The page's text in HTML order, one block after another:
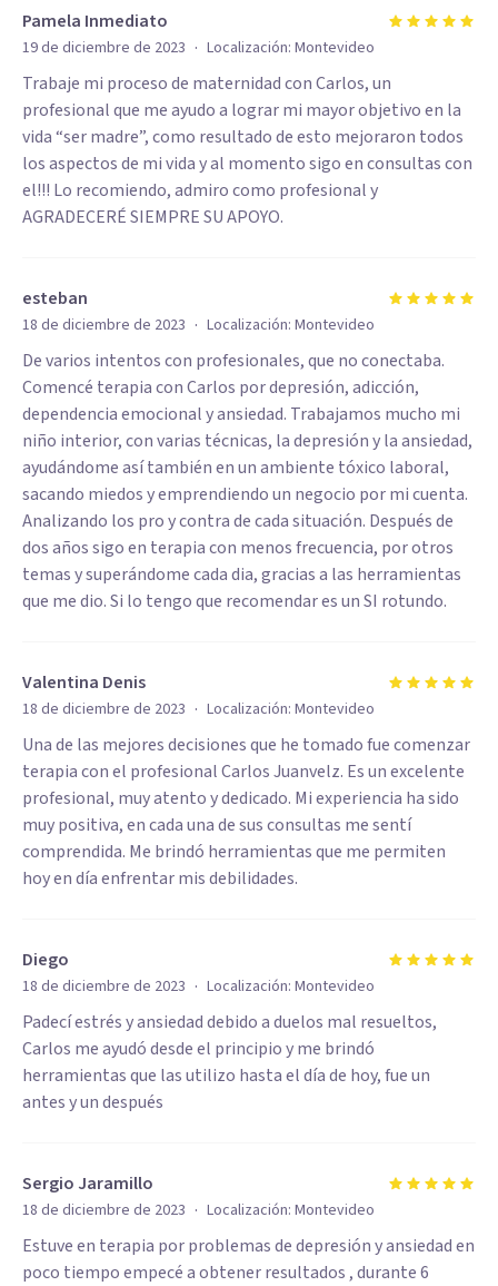
Pamela Inmediato
19 de diciembre de 2023 · Localización: Montevideo
Trabaje mi proceso de maternidad con Carlos, un
profesional que me ayudo a lograr mi mayor objetivo en la
vida “ser madre”, como resultado de esto mejoraron todos
los aspectos de mi vida y al momento sigo en consultas con
el!!! Lo recomiendo, admiro como profesional y
AGRADECERÉ SIEMPRE SU APOYO.
esteban
18 de diciembre de 2023 · Localización: Montevideo
De varios intentos con profesionales, que no conectaba.
Comencé terapia con Carlos por depresión, adicción,
dependencia emocional y ansiedad. Trabajamos mucho mi
niño interior, con varias técnicas, la depresión y la ansiedad,
ayudándome así también en un ambiente tóxico laboral,
sacando miedos y emprendiendo un negocio por mi cuenta.
Analizando los pro y contra de cada situación. Después de
dos años sigo en terapia con menos frecuencia, por otros
temas y superándome cada dia, gracias a las herramientas
que me dio. Si lo tengo que recomendar es un SI rotundo.
Valentina Denis
18 de diciembre de 2023 · Localización: Montevideo
Una de las mejores decisiones que he tomado fue comenzar
terapia con el profesional Carlos Juanvelz. Es un excelente
profesional, muy atento y dedicado. Mi experiencia ha sido
muy positiva, en cada una de sus consultas me sentí
comprendida. Me brindó herramientas que me permiten
hoy en día enfrentar mis debilidades.
Diego
18 de diciembre de 2023 · Localización: Montevideo
Padecí estrés y ansiedad debido a duelos mal resueltos,
Carlos me ayudó desde el principio y me brindó
herramientas que las utilizo hasta el día de hoy, fue un
antes y un después
Sergio Jaramillo
18 de diciembre de 2023 · Localización: Montevideo
Estuve en terapia por problemas de depresión y ansiedad en
poco tiempo empecé a obtener resultados , durante 6